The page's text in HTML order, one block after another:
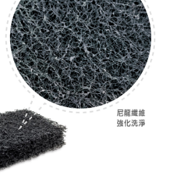
式進行付款，方視為交易完成。
下不需立刻繳費，但若您需要取消訂單，請聯絡
同意取消之訂單仍視為有效，需透過AFTEE先享
先享後付 」之結帳頁面顯示為準，若有關於
消欲退款等相關疑問，請聯繫「AFTEE先享後付
support/home
限公司提供之「AFTEE先享後付」服務完成之交
內提供個人資料，並將交易相關給付款項請求債
公司。
，請瀏覽以下網址：
徵得法定代理人或監護人之同意方可使用
經同意申辦者引起之損失，本公司不負相關責
含以上)免運費
含以上)免運費
含以上)免運費